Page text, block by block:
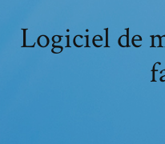
Logiciel de